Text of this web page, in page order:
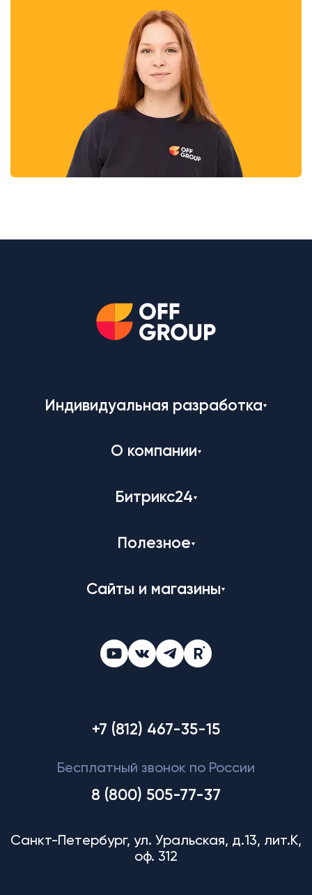
Индивидуальная разработка
О компании
Битрикс24
Полезное
Сайты и магазины
+7 (812) 467-35-15
Бесплатный звонок по России
8 (800) 505-77-37
Санкт-Петербург, ул. Уральская, д.13, лит.К,
оф. 312